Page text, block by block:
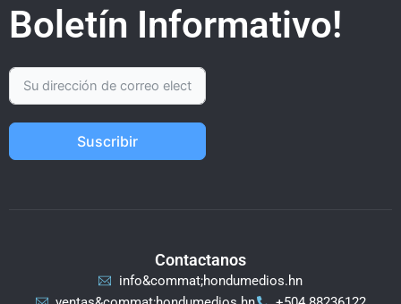
Boletín Informativo!
Suscribir
Contactanos
info&commat;hondumedios.hn